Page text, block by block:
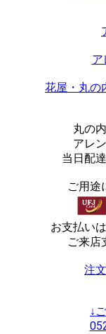
ア
花屋・丸の
丸の
アレ
当日配
ご用途
お支払い
ご来店
注
↓